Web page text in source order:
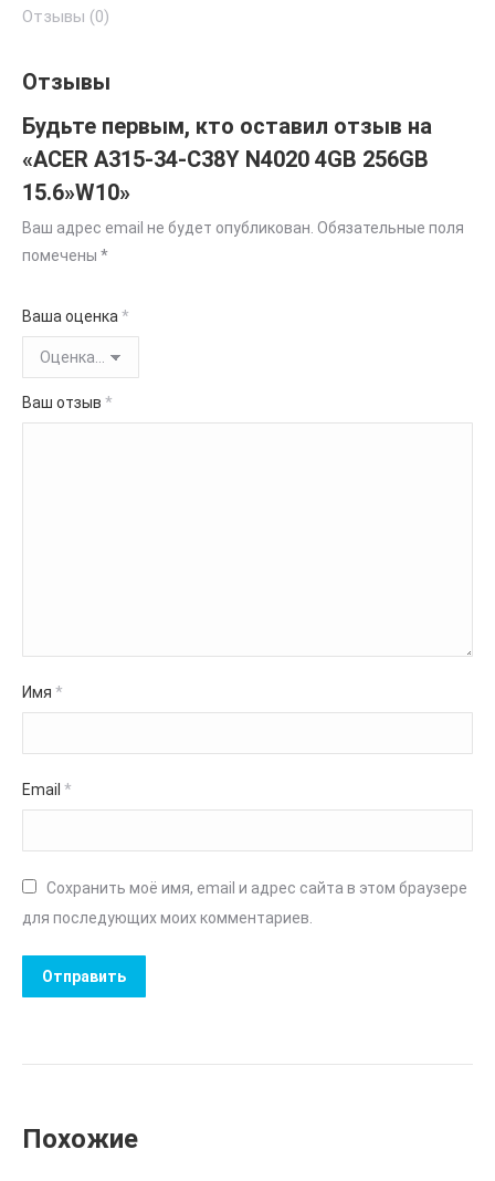
Отзывы (0)
Отзывы
Будьте первым, кто оставил отзыв на
«ACER A315-34-C38Y N4020 4GB 256GB
15.6»W10»
Ваш адрес email не будет опубликован. Обязательные поля
помечены *
Ваша оценка *
Ваш отзыв *
Имя *
Email *
Сохранить моё имя, email и адрес сайта в этом браузере
для последующих моих комментариев.
Похожие